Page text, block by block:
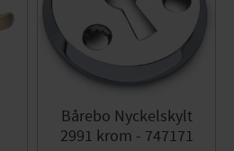
Bårebo Nyckelskylt
2991 krom - 747171